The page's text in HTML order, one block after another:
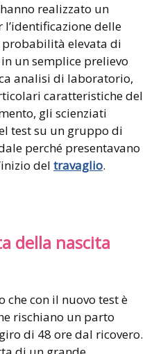
realizzato un
l’identificazione delle
probabilità elevata di
un semplice prelievo
analisi di laboratorio,
caratteristiche del
gli scienziati
test su un gruppo di
perché presentavano
del travaglio.
della nascita
con il nuovo test è
rischiano un parto
di 48 ore dal ricovero.